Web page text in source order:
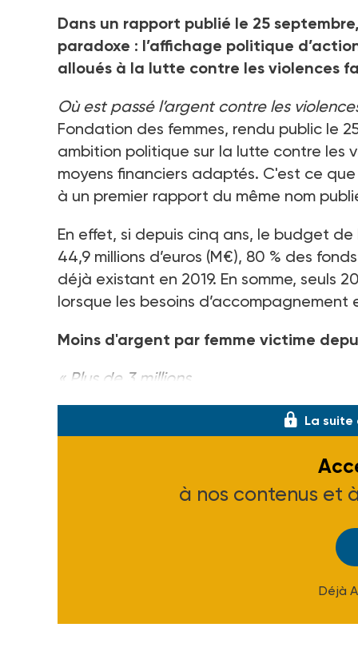
Dans un rapport publié le 25
paradoxe : l’affichage politique
alloués à la lutte contre les violences
Où est passé l’argent contre les
Fondation des femmes, rendu public le
ambition politique sur la lutte contre les
moyens financiers adaptés. C'est ce
à un premier rapport du même nom
En effet, si depuis cinq ans, le budget
44,9 millions d’euros (M€), 80 % des
déjà existant en 2019. En somme, seuls 20
lorsque les besoins d’accompagnement
Moins d'argent par femme victime
« Plus de 3 millions
La suite
à nos contenus et
Déjà